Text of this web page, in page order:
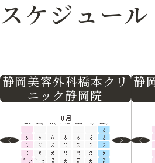
スケジュール
静岡美容外科橋本クリ
ニック静岡院
静